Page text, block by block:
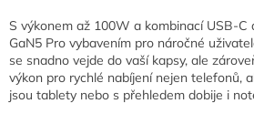
S výkonem až 100W a kombinací USB-
GaN5 Pro vybavením pro náročné
se snadno vejde do vaší kapsy, ale
výkon pro rychlé nabíjení nejen telefonů,
jsou tablety nebo s přehledem dobije i